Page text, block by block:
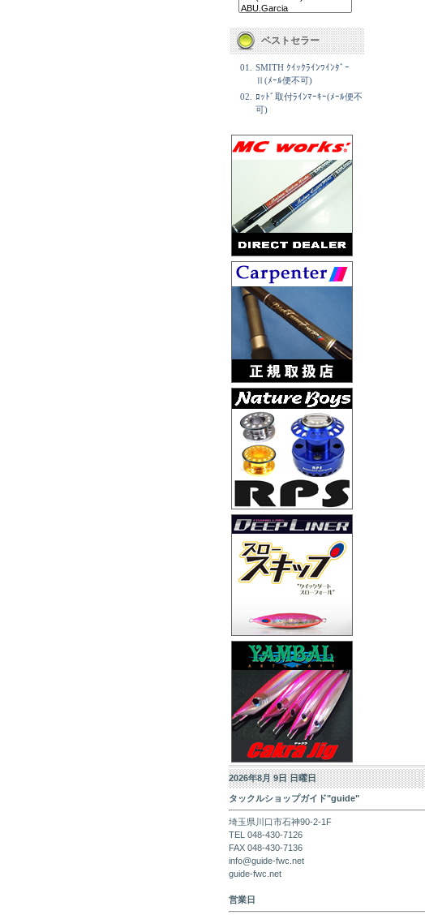
ベストセラー
01.
SMITH ｸｲｯｸﾗｲﾝﾜｲﾝﾀﾞｰ
Ⅱ(ﾒｰﾙ便不可)
02.
ﾛｯﾄﾞ取付ﾗｲﾝﾏｰｷｰ(ﾒｰﾙ便不
可)
2026年8月 9日 日曜日
タックルショップガイド"guide"
埼玉県川口市石神90-2-1F
TEL 048-430-7126
FAX 048-430-7136
info@guide-fwc.net
guide-fwc.net
営業日